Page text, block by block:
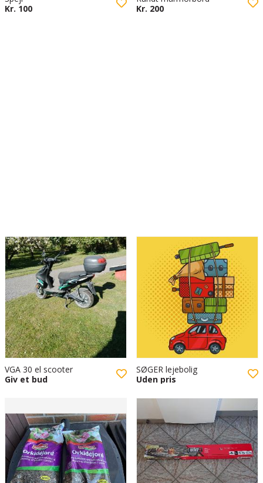
Kr. 100
Kr. 200
VGA 30 el scooter
Giv et bud
SØGER lejebolig
Uden pris